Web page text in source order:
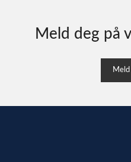
Meld deg på
Meld